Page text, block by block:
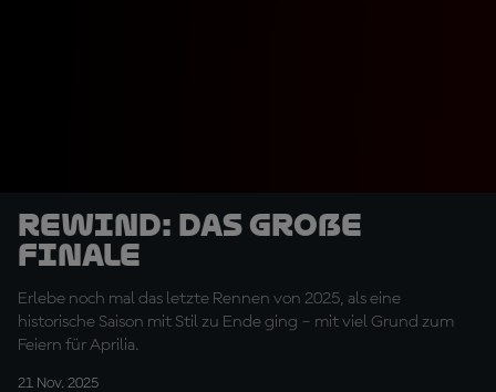
Rewind: Das große
Finale
Erlebe noch mal das letzte Rennen von 2025, als eine
historische Saison mit Stil zu Ende ging – mit viel Grund zum
Feiern für Aprilia.
21 Nov. 2025